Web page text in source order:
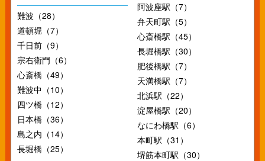
難波（28）
道頓堀（7）
千日前（9）
宗右衛門（6）
心斎橋（49）
難波中（10）
四ツ橋（12）
日本橋（36）
島之内（14）
長堀橋（25）
阿波座駅（7）
弁天町駅（5）
心斎橋駅（45）
長堀橋駅（30）
肥後橋駅（7）
天満橋駅（7）
北浜駅（22）
淀屋橋駅（20）
なにわ橋駅（6）
本町駅（31）
堺筋本町駅（30）